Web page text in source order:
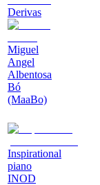
Derivas
Miguel
Angel
Albentosa
Bó
(MaaBo)
Inspirational
piano
INOD